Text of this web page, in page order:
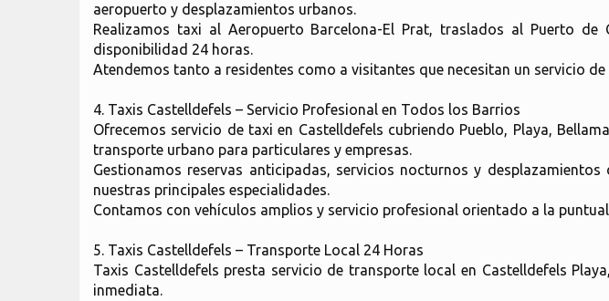
aeropuerto y desplazamientos urbanos.
Realizamos taxi al Aeropuerto Barcelona-El Prat, traslados al Puerto
disponibilidad 24 horas.
Atendemos tanto a residentes como a visitantes que necesitan un servicio
4. Taxis Castelldefels – Servicio Profesional en Todos los Barrios
Ofrecemos servicio de taxi en Castelldefels cubriendo Pueblo, Playa,
transporte urbano para particulares y empresas.
Gestionamos reservas anticipadas, servicios nocturnos y
nuestras principales especialidades.
Contamos con vehículos amplios y servicio profesional orientado a la
5. Taxis Castelldefels – Transporte Local 24 Horas
Taxis Castelldefels presta servicio de transporte local en Castelldefels
inmediata.